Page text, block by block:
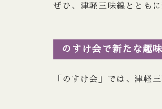
ぜひ、津軽三味線ととも
のすけ会で新たな趣
「のすけ会」では、津軽